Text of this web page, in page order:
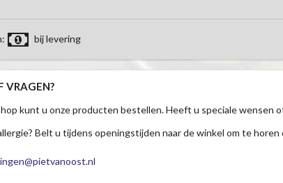
bij levering
VRAGEN?
kunt u onze producten bestellen. Heeft u speciale wensen
Belt u tijdens openingstijden naar de winkel om te